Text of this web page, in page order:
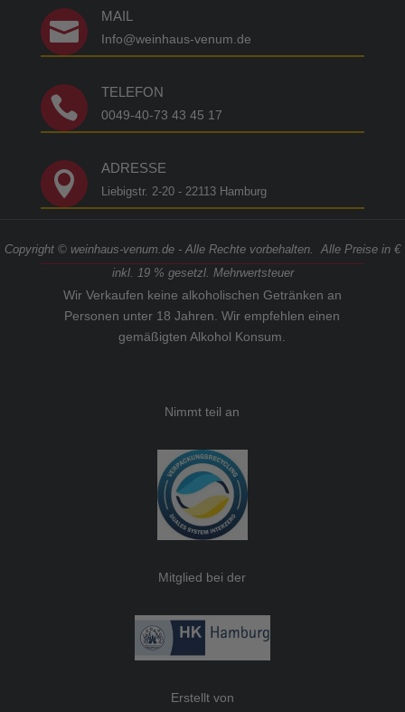

MAIL
Info@weinhaus-venum.de

TELEFON
0049-40-73 43 45 17

ADRESSE
Liebigstr. 2-20 - 22113 Hamburg
Copyright © weinhaus-venum.de - Alle Rechte vorbehalten. Alle Preise in €
inkl. 19 % gesetzl. Mehrwertsteuer
Wir Verkaufen keine alkoholischen Getränken an
Personen unter 18 Jahren. Wir empfehlen einen
gemäßigten Alkohol Konsum.
Nimmt teil an
Mitglied bei der
Erstellt von